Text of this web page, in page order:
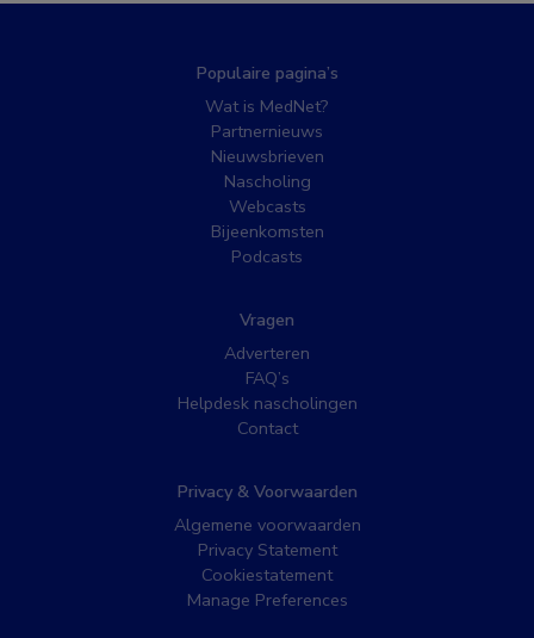
Populaire pagina’s
Wat is MedNet?
Partnernieuws
Nieuwsbrieven
Nascholing
Webcasts
Bijeenkomsten
Podcasts
Vragen
Adverteren
FAQ’s
Helpdesk nascholingen
Contact
Privacy & Voorwaarden
Algemene voorwaarden
Privacy Statement
Cookiestatement
Manage Preferences